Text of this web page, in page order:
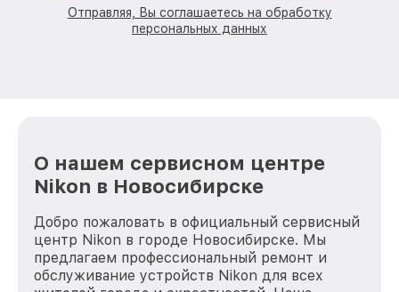
Отправляя, Вы соглашаетесь на обработку
персональных данных
О нашем сервисном центре
Nikon в Новосибирске
Добро пожаловать в официальный сервисный
центр Nikon в городе Новосибирске. Мы
предлагаем профессиональный ремонт и
обслуживание устройств Nikon для всех